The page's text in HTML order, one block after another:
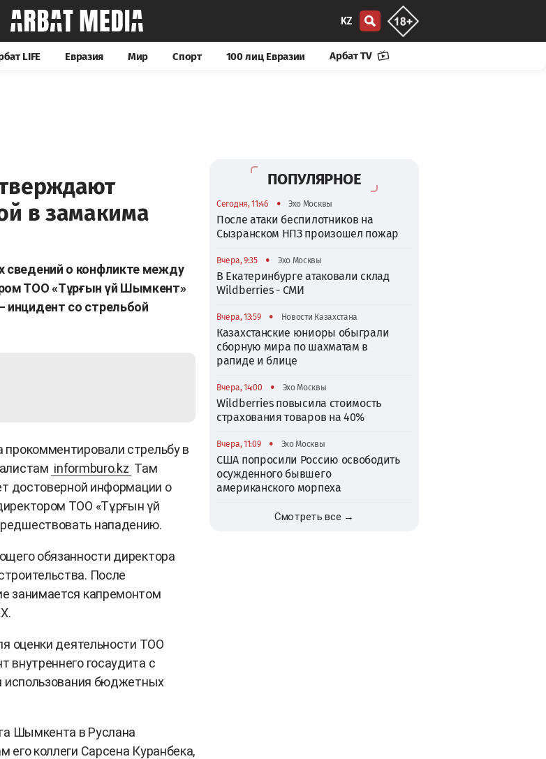
KZ
LIFE Евразия Мир Спорт 100 лиц Евразии Арбат TV
в замакима
о конфликте между
ТОО «Тұрғын үй Шымкент»
со стрельбой
стрельбу в
informburo.kz Там
достоверной информации о
ТОО «Тұрғын үй
нападению.
обязанности директора
После
занимается капремонтом
оценки деятельности ТОО
внутреннего госаудита с
использования бюджетных
Шымкента в Руслана
коллеги Сарсена Куранбека,
ПОПУЛЯРНОЕ
Сегодня, 11:46 • Эхо Москвы
После атаки беспилотников на
Сызранском НПЗ произошел пожар
Вчера, 9:35 • Эхо Москвы
В Екатеринбурге атаковали склад
Wildberries - СМИ
Вчера, 13:59 • Новости Казахстана
Казахстанские юниоры обыграли
сборную мира по шахматам в
рапиде и блице
Вчера, 14:00 • Эхо Москвы
Wildberries повысила стоимость
страхования товаров на 40%
Вчера, 11:09 • Эхо Москвы
США попросили Россию освободить
осужденного бывшего
американского морпеха
Смотреть все →